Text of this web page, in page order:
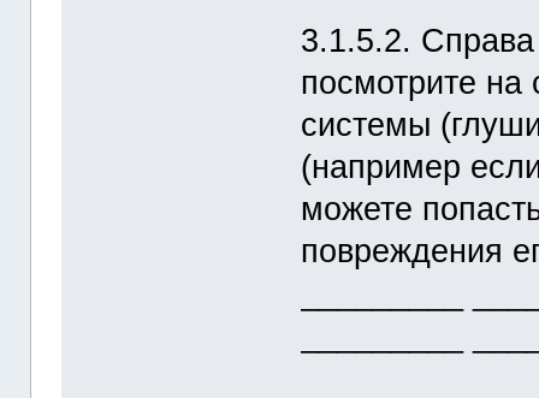
3.1.5.2.
посмотрите на
системы
(например
можете
повреждения